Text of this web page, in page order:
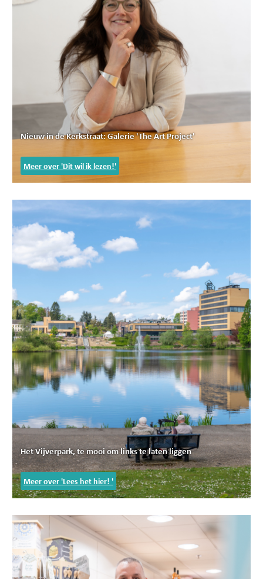
Nieuw in de Kerkstraat: Galerie 'The Art Project'
Meer over 'Dit wil ik lezen!'
Het Vijverpark, te mooi om links te laten liggen
Meer over 'Lees het hier! '